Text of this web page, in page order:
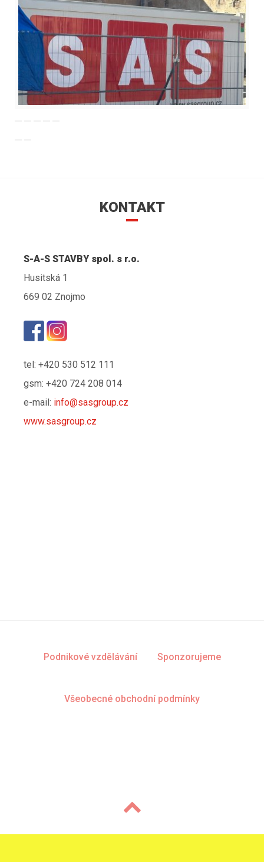
KONTAKT
S-A-S STAVBY spol. s r.o.
Husitská 1
669 02 Znojmo
tel: +420 530 512 111
gsm: +420 724 208 014
e-mail: info@sasgroup.cz
www.sasgroup.cz
Podnikové vzdělávání Sponzorujeme
Všeobecné obchodní podmínky